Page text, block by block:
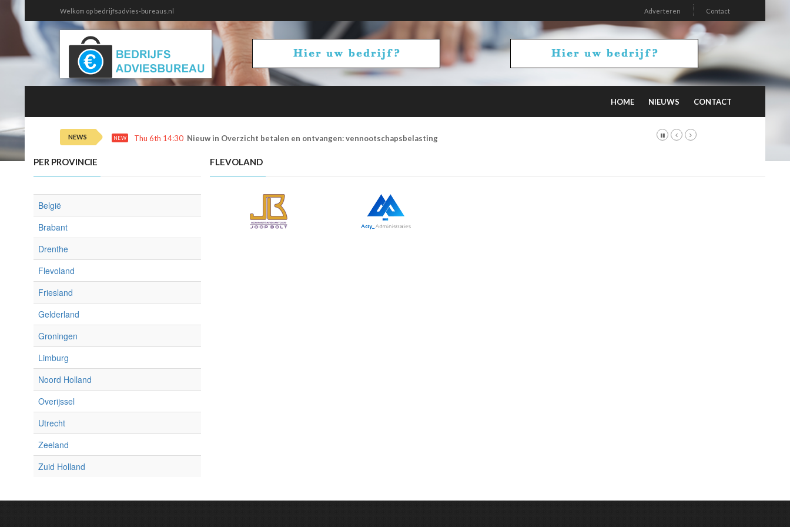
Welkom op bedrijfsadvies-bureaus.nl Adverteren Contact
HOME NIEUWS CONTACT
NEWS NEW Thu 6th 14:30 Nieuw in Overzicht betalen en ontvangen: vennootschapsbelasting
FLEVOLAND
PER PROVINCIE
België
Brabant
Drenthe
Flevoland
Friesland
Gelderland
Groningen
Limburg
Noord Holland
Overijssel
Utrecht
Zeeland
Zuid Holland